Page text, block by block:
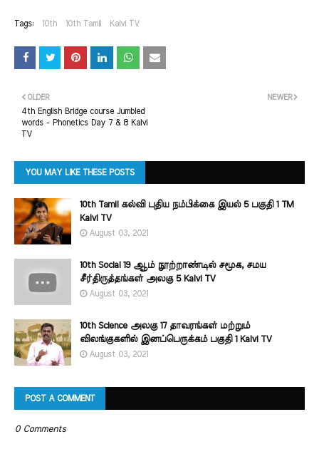
Tags: 10th 10th Tamil Kalvi TV
NEWER
OLDER
4th English Bridge course Jumbled
words - Phonetics Day 7 & 8 Kalvi
TV
YOU MAY LIKE THESE POSTS
10th Tamil கல்வி புதிய நம்பிக்கை இயல் 5 பகுதி 1 TM
Kalvi TV
August 03, 2021
10th Social 19 ஆம் நூற்றாண்டில் சமூக, சமய
சீர்திருத்தங்கள் அலகு 5 Kalvi TV
August 03, 2021
10th Science அலகு 17 தாவரங்கள் மற்றும்
விலங்குகளில் இனப்பெருக்கம் பகுதி 1 Kalvi TV
August 03, 2021
POST A COMMENT
0 Comments